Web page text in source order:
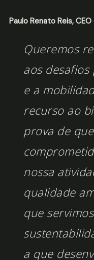
Paulo Renato Reis,
Queremos
aos
e a
recurso ao
prova de
nossa
qualidade
que
a que